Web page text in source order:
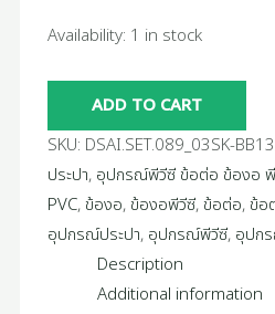
Availability: 1 in stock
ADD TO CART
SKU: DSAI.SET.089_03SK-
ประปา, อุปกรณ์พีวีซี ข้อต่อ ข้องอ
PVC,ข้องอ,ข้องอพีวีซี,ข้อต่อ,ข้อ
อุปกรณ์ประปา, อุปกรณ์พีวีซี, อุปก
Description
Additional information